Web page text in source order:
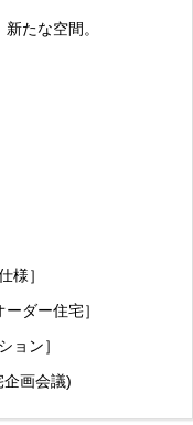
たな空間。
様］
ダー住宅］
ョン］
画会議)